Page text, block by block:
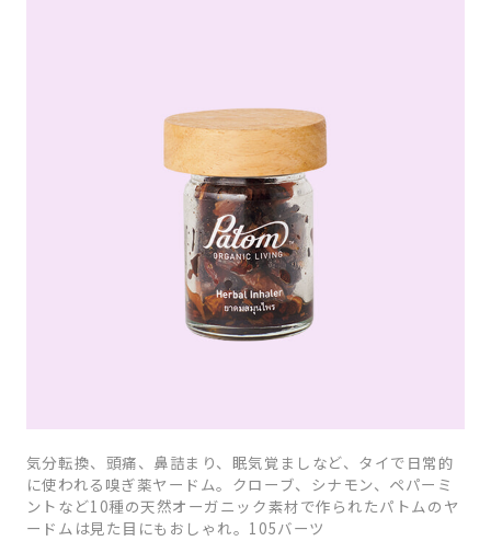
気分転換、頭痛、鼻詰まり、眠気覚ましなど、タイで日常的
に使われる嗅ぎ薬ヤードム。クローブ、シナモン、ペパーミ
ントなど10種の天然オーガニック素材で作られたパトムのヤ
ードムは見た目にもおしゃれ。105バーツ